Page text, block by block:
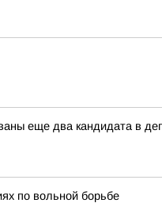
еще два кандидата в
по вольной борьбе